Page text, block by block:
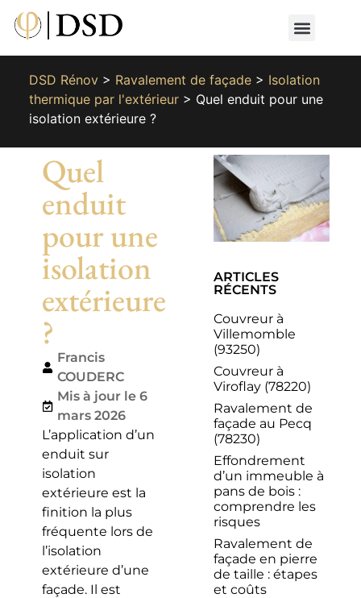
DSD Rénov> Ravalement de façade> Isolation
thermique par l'extérieur> Quel enduit pour une
isolation extérieure ?
Quel
enduit
pour une
isolation
extérieure
?
Francis
COUDERC
Mis à jour le 6
mars 2026
L’application d’un
enduit sur
isolation
extérieure est la
finition la plus
fréquente lors de
l’isolation
extérieure d’une
façade. Il est
ARTICLES
RÉCENTS
Couvreur à
Villemomble
(93250)
Couvreur à
Viroflay (78220)
Ravalement de
façade au Pecq
(78230)
Effondrement
d’un immeuble à
pans de bois :
comprendre les
risques
Ravalement de
façade en pierre
de taille : étapes
et coûts